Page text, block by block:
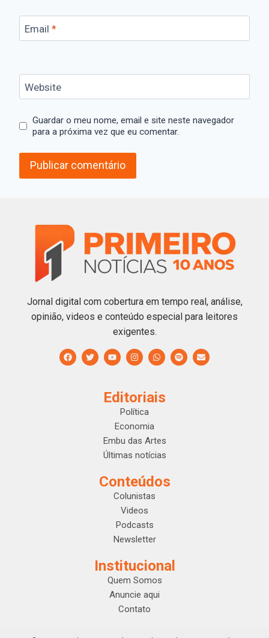
Email *
Website
Guardar o meu nome, email e site neste navegador
para a próxima vez que eu comentar.
Jornal digital com cobertura em tempo real, análise,
opinião, videos e conteúdo especial para leitores
exigentes.
Editoriais
Política
Economia
Embu das Artes
Últimas notícias
Conteúdos
Colunistas
Videos
Podcasts
Newsletter
Institucional
Quem Somos
Anuncie aqui
Contato